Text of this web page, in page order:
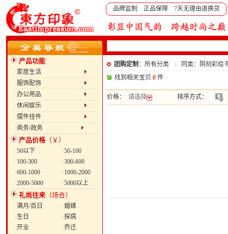
品牌监制 正品保障 7天无理由退换货
产品功能
·家居生活
·服饰配饰
·办公用品
·休闲娱乐
·摆件挂件
·商务/政务
产品价格（￥）
·50以下
·50-100
·100-300
·300-600
·600-1000
·1000-2000
·2000-5000
·5000以上
礼尚往来 （场合）
·满月/百日
·婚嫁
·生日
·探病
·开业
·乔迁
团购定制 ：所有分类
同类：阴刻彩绘
找到相关宝贝 0 件
价格： 请选择 排序方式：